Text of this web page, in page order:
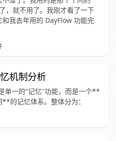
，就不用了。我刚才看了一下
我去年用的 DayFlow 功能完
机制分析
单一的"记忆"功能，而是一个**
的记忆体系。整体分为：